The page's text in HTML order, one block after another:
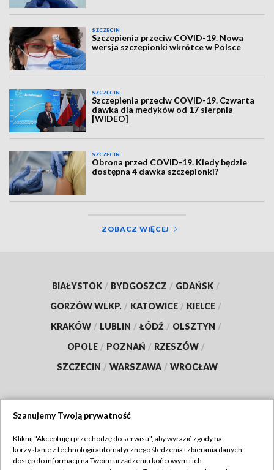
SZCZECIN
Szczepienia przeciw COVID-19. Nowa
wersja szczepionki wkrótce w Polsce
SZCZECIN
Szczepienia przeciw COVID-19. Czwarta
dawka dla medyków od 17 sierpnia
[WIDEO]
SZCZECIN
Obrona przed COVID-19. Kiedy będzie
dostępna 4 dawka szczepionki?
ZOBACZ WIĘCEJ
BIAŁYSTOK / BYDGOSZCZ / GDAŃSK /
GORZÓW WLKP. / KATOWICE / KIELCE /
KRAKÓW / LUBLIN / ŁÓDŹ / OLSZTYN /
OPOLE / POZNAŃ / RZESZÓW /
SZCZECIN / WARSZAWA / WROCŁAW
TVP
Szanujemy Twoją prywatność
Kliknij "Akceptuję i przechodzę do serwisu", aby wyrazić zgody na
korzystanie z technologii automatycznego śledzenia i zbierania danych,
dostęp do informacji na Twoim urządzeniu końcowym i ich